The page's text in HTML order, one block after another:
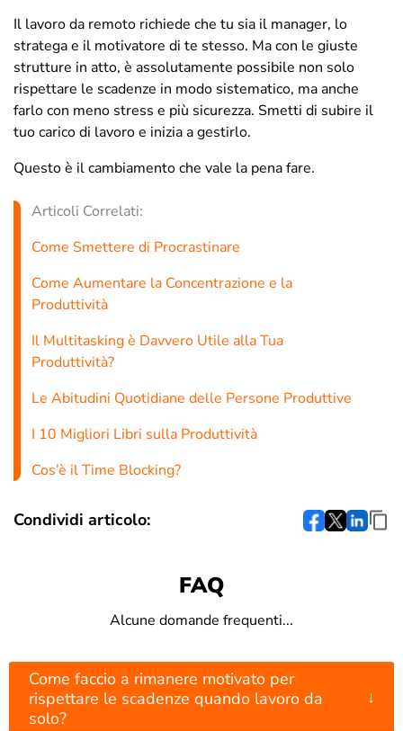
Il lavoro da remoto richiede che tu sia il manager, lo
stratega e il motivatore di te stesso. Ma con le giuste
strutture in atto, è assolutamente possibile non solo
rispettare le scadenze in modo sistematico, ma anche
farlo con meno stress e più sicurezza. Smetti di subire il
tuo carico di lavoro e inizia a gestirlo.
Questo è il cambiamento che vale la pena fare.
Articoli Correlati:
Come Smettere di Procrastinare
Come Aumentare la Concentrazione e la
Produttività
Il Multitasking è Davvero Utile alla Tua
Produttività?
Le Abitudini Quotidiane delle Persone Produttive
I 10 Migliori Libri sulla Produttività
Cos’è il Time Blocking?
Condividi articolo:
FAQ
Alcune domande frequenti...
Come faccio a rimanere motivato per
rispettare le scadenze quando lavoro da
solo?
↓